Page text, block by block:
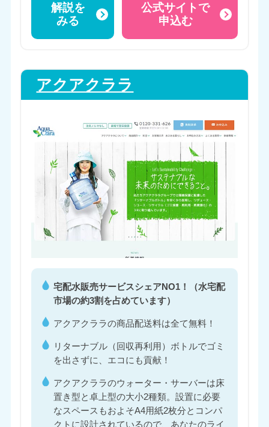
解説を
みる
公式サイトで
申込む
アクアクララ
宅配水販売サービスシェアNO1！（水宅配
市場の約3割を占めています）
アクアクララの商品配送料は全て無料！
リターナブル（回収再利用）ボトルでゴミ
を出さずに、エコにも貢献！
アクアクララのウォーター・サーバーは床
置き型と卓上型の大小2種類。設置に必要
なスペースもおよそA4用紙2枚分とコンパ
クトに設計されているので、あなたのライ